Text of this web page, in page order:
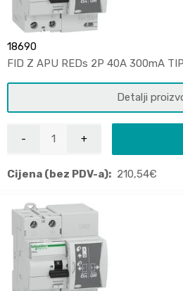
18690
FID Z APU REDs 2P 40A 300mA
Detalji
Cijena (bez PDV-a): 210,54€